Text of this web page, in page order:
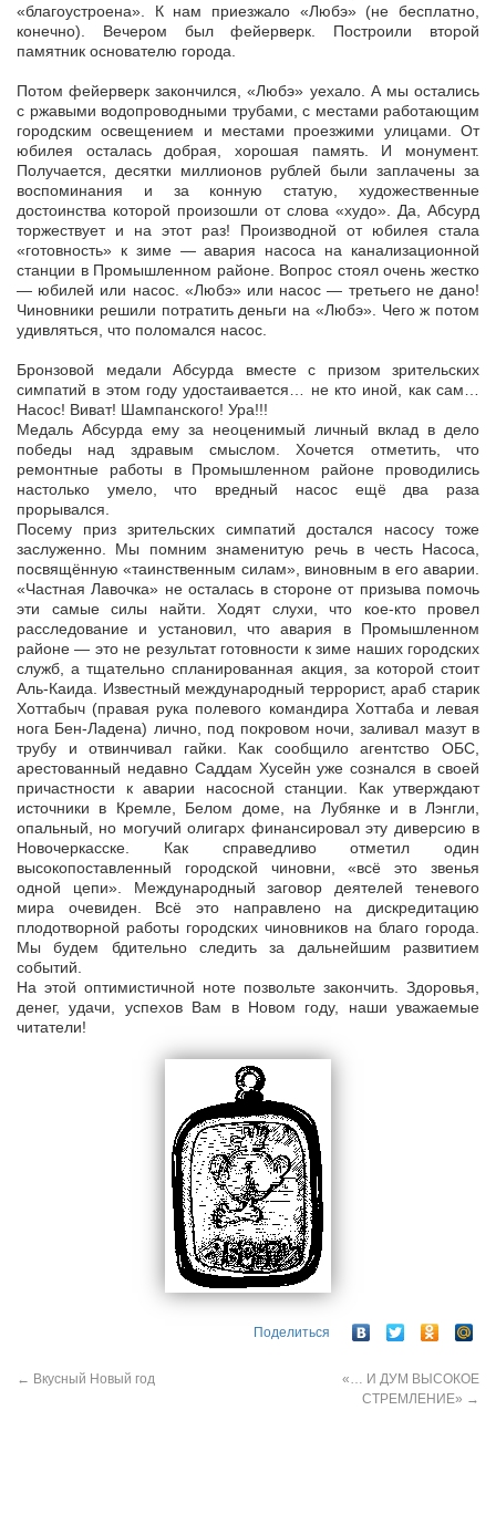
«благоустроена». К нам приезжало «Любэ» (не бесплатно,
конечно). Вечером был фейерверк. Построили второй
памятник основателю города.
Потом фейерверк закончился, «Любэ» уехало. А мы остались
с ржавыми водопроводными трубами, с местами работающим
городским освещением и местами проезжими улицами. От
юбилея осталась добрая, хорошая память. И монумент.
Получается, десятки миллионов рублей были заплачены за
воспоминания и за конную статую, художественные
достоинства которой произошли от слова «худо». Да, Абсурд
торжествует и на этот раз! Производной от юбилея стала
«готовность» к зиме — авария насоса на канализационной
станции в Промышленном районе. Вопрос стоял очень жестко
— юбилей или насос. «Любэ» или насос — третьего не дано!
Чиновники решили потратить деньги на «Любэ». Чего ж потом
удивляться, что поломался насос.
Бронзовой медали Абсурда вместе с призом зрительских
симпатий в этом году удостаивается… не кто иной, как сам…
Насос! Виват! Шампанского! Ура!!!
Медаль Абсурда ему за неоценимый личный вклад в дело
победы над здравым смыслом. Хочется отметить, что
ремонтные работы в Промышленном районе проводились
настолько умело, что вредный насос ещё два раза
прорывался.
Посему приз зрительских симпатий достался насосу тоже
заслуженно. Мы помним знаменитую речь в честь Насоса,
посвящённую «таинственным силам», виновным в его аварии.
«Частная Лавочка» не осталась в стороне от призыва помочь
эти самые силы найти. Ходят слухи, что кое-кто провел
расследование и установил, что авария в Промышленном
районе — это не результат готовности к зиме наших городских
служб, а тщательно спланированная акция, за которой стоит
Аль-Каида. Известный международный террорист, араб старик
Хоттабыч (правая рука полевого командира Хоттаба и левая
нога Бен-Ладена) лично, под покровом ночи, заливал мазут в
трубу и отвинчивал гайки. Как сообщило агентство ОБС,
арестованный недавно Саддам Хусейн уже сознался в своей
причастности к аварии насосной станции. Как утверждают
источники в Кремле, Белом доме, на Лубянке и в Лэнгли,
опальный, но могучий олигарх финансировал эту диверсию в
Новочеркасске. Как справедливо отметил один
высокопоставленный городской чиновни, «всё это звенья
одной цепи». Международный заговор деятелей теневого
мира очевиден. Всё это направлено на дискредитацию
плодотворной работы городских чиновников на благо города.
Мы будем бдительно следить за дальнейшим развитием
событий.
На этой оптимистичной ноте позвольте закончить. Здоровья,
денег, удачи, успехов Вам в Новом году, наши уважаемые
читатели!
Поделиться
← Вкусный Новый год
«… И ДУМ ВЫСОКОЕ
СТРЕМЛЕНИЕ» →